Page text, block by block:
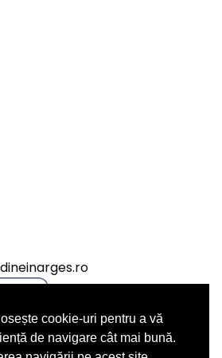
cookie-uri pentru a vă
de navigare cât mai bună.